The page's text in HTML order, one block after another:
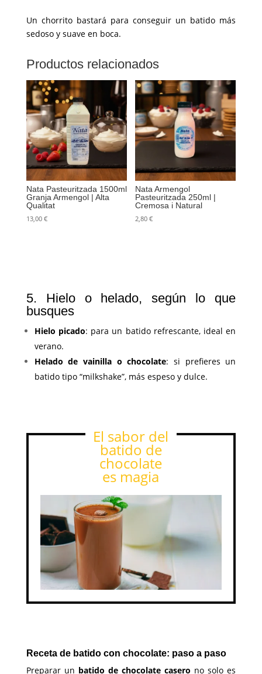
Un chorrito bastará para conseguir un batido más
sedoso y suave en boca.
Productos relacionados
Nata Pasteuritzada 1500ml
Granja Armengol | Alta
Qualitat
13,00 €
Nata Armengol
Pasteuritzada 250ml |
Cremosa i Natural
2,80€
5. Hielo o helado, según lo que
busques
Hielo picado: para un batido refrescante, ideal en
verano.
Helado de vainilla o chocolate: si prefieres un
batido tipo “milkshake”, más espeso y dulce.
El sabor del
batido de
chocolate
es magia
Receta de batido con chocolate: paso a paso
Preparar un batido de chocolate casero no solo es